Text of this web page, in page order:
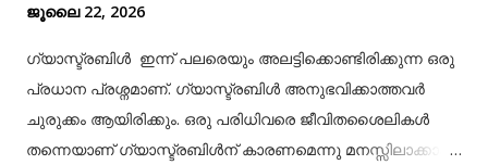
ജൂലൈ 22, 2026
ഗ്യാസ്ട്രബിൾ ഇന്ന് പലരെയും അലട്ടിക്കൊണ്ടിരിക്കുന്ന ഒരു
പ്രധാന പ്രശ്നമാണ്. ഗ്യാസ്ട്രബിൾ അനുഭവിക്കാത്തവർ
ചുരുക്കം ആയിരിക്കും. ഒരു പരിധിവരെ ജീവിതശൈലികൾ
തന്നെയാണ് ഗ്യാസ്ട്രബിൾന് കാരണമെന്നു മനസ്സിലാക്കാം.